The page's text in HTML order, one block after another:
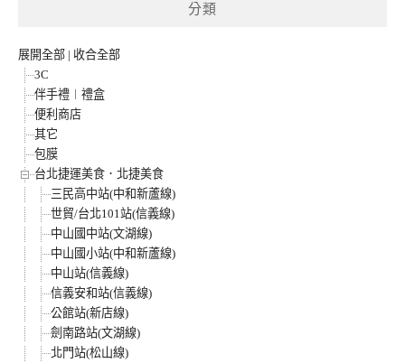
分類
展開全部 | 收合全部
3C
伴手禮︱禮盒
便利商店
其它
包膜
台北捷運美食．北捷美食
三民高中站(中和新蘆線)
世貿/台北101站(信義線)
中山國中站(文湖線)
中山國小站(中和新蘆線)
中山站(信義線)
信義安和站(信義線)
公館站(新店線)
劍南路站(文湖線)
北門站(松山線)